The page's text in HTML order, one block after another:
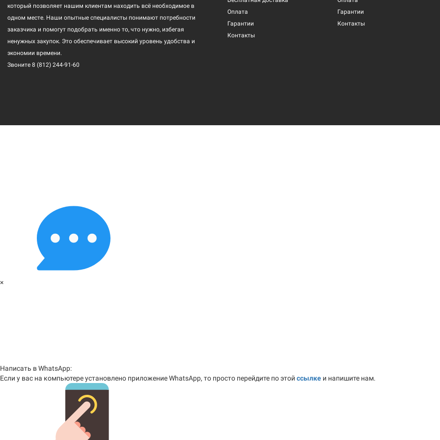
который позволяет нашим клиентам находить всё необходимое в
одном месте. Наши опытные специалисты понимают потребности
заказчика и помогут подобрать именно то, что нужно, избегая
ненужных закупок. Это обеспечивает высокий уровень удобства и
экономии времени.
Звоните 8 (812) 244-91-60
Оплата
Гарантии
Контакты
Гарантии
Контакты
×
Написать в WhatsApp:
Если у вас на компьютере установлено приложение WhatsApp, то просто перейдите по этой ссылке и напишите нам.